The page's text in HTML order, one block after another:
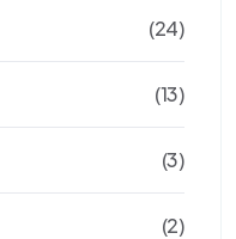
(24)
(13)
(3)
(2)